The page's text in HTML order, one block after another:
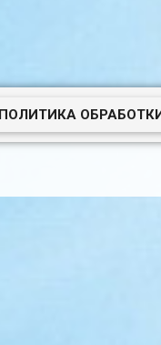
ПОЛИТИКА